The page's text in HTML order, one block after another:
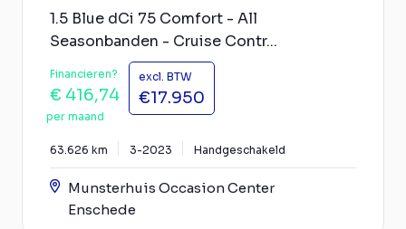
1.5 Blue dCi 75 Comfort - All
Seasonbanden - Cruise Contr...
Financieren?
€ 416,74
per maand
excl. BTW
€17.950
63.626 km 3-2023 Handgeschakeld
Munsterhuis Occasion Center
Enschede